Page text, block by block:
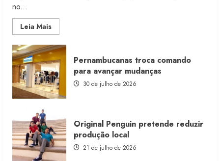
no...
Leia MaisRead
more
Morena
Rosa
lança
franquia
com
estoque
consignado
Pernambucanas troca comando
para avançar mudanças
30 de julho de 2026
Original Penguin pretende reduzir
produção local
21 de julho de 2026